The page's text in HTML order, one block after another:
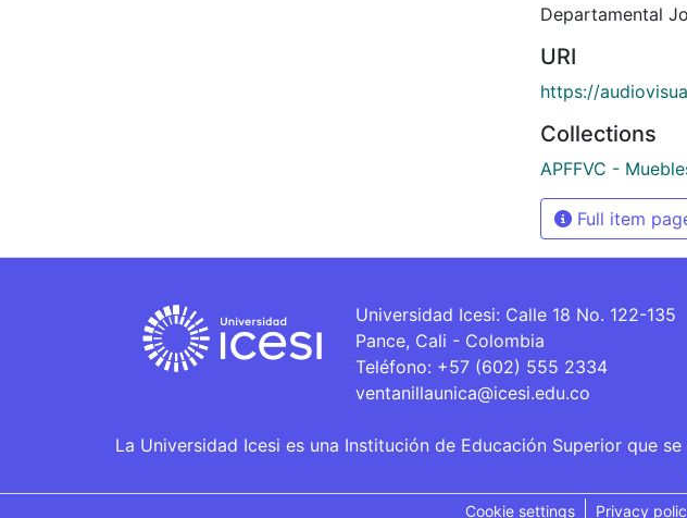
Departamental
URI
https://
Collections
APFFVC -
Full item
Universidad Icesi: Calle 18 No. 122-135
Pance, Cali - Colombia
Teléfono: +57 (602) 555 2334
ventanillaunica@icesi.edu.co
La Universidad Icesi es una Institución de Educación Superior que
Cookie settings Privacy